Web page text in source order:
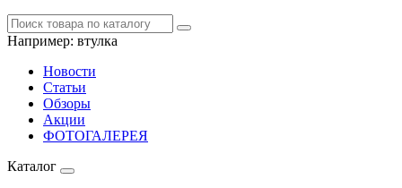
Например: втулка
Новости
Статьи
Обзоры
Акции
ФОТОГАЛЕРЕЯ
Каталог